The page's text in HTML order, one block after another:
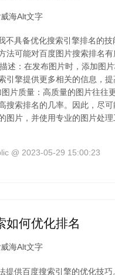
威海Alt文字
不具备优化搜索引擎排名的技
法可能对百度图片搜索排名有
述：在发布图片时，添加图
引擎提供更多相关的信息，
片质量：高质量的图片往往
搜索排名的几率。因此，尽可
图片，并使用专业的图片处
@ 2023-05-29 15:00:23
如何优化排名
威海Alt文字
提供百度搜索引擎的优化技巧